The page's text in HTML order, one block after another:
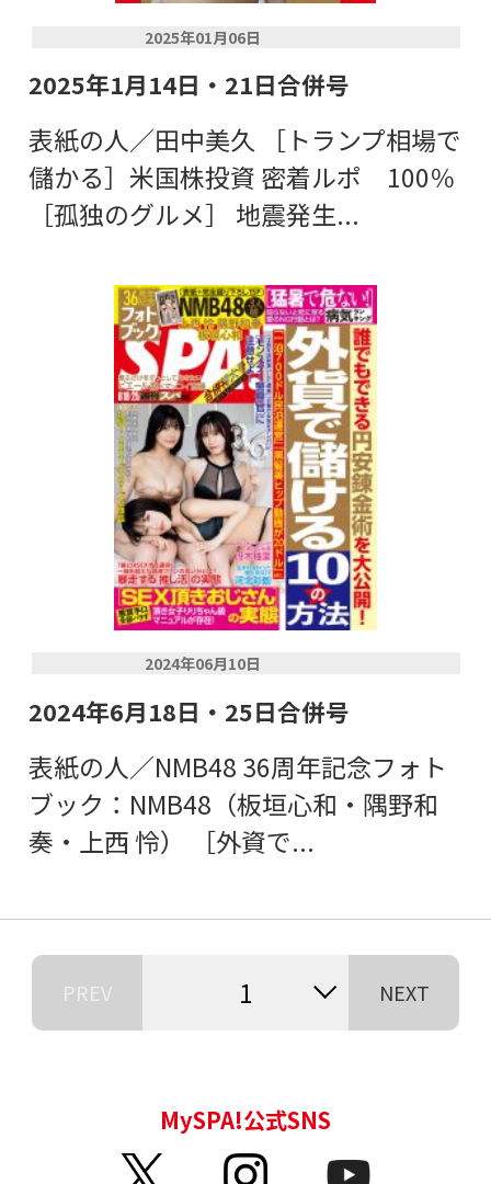
2025年01月06日
2025年1月14日・21日合併号
表紙の人／田中美久 ［トランプ相場で
儲かる］米国株投資 密着ルポ 100％
［孤独のグルメ］ 地震発生...
2024年06月10日
2024年6月18日・25日合併号
表紙の人／NMB48 36周年記念フォト
ブック：NMB48（板垣心和・隅野和
奏・上西 怜） ［外資で...
PREV 1 NEXT